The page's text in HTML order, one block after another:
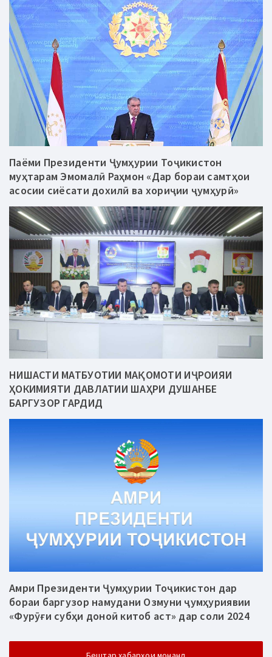
Паёми Президенти Ҷумҳурии Тоҷикистон
муҳтарам Эмомалӣ Раҳмон «Дар бораи самтҳои
асосии сиёсати дохилӣ ва хориҷии ҷумҳурӣ»
НИШАСТИ МАТБУОТИИ МАҚОМОТИ ИҶРОИЯИ
ҲОКИМИЯТИ ДАВЛАТИИ ШАҲРИ ДУШАНБЕ
БАРГУЗОР ГАРДИД
Амри Президенти Ҷумҳурии Тоҷикистон дар
бораи баргузор намудани Озмуни ҷумҳуриявии
«Фурӯғи субҳи доноӣ китоб аст» дар соли 2024